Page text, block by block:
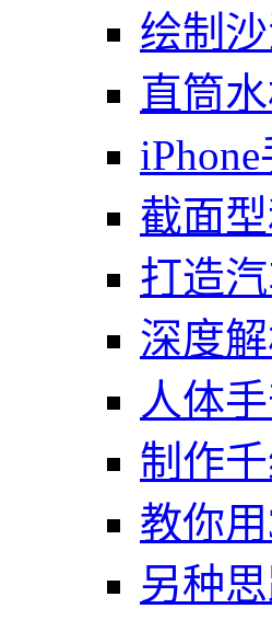
绘制
直筒
截面
打造
深度
人体
制作
教你
另种